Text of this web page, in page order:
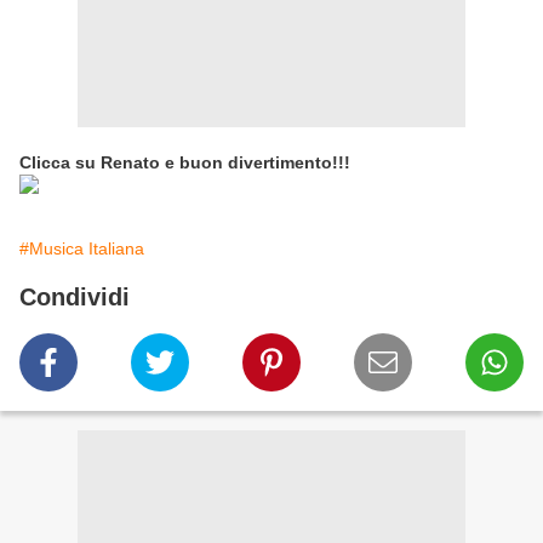
Clicca su Renato e buon divertimento!!!
#Musica Italiana
Condividi